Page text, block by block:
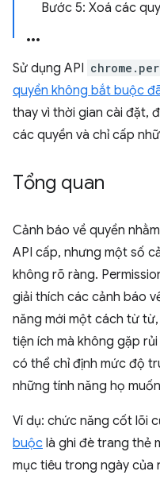
Bước 5: Xoá các
Sử dụng API
quyền không bắt buộc
thay vì thời gian cài đặt,
các quyền và chỉ cấp
Tổng quan
Cảnh báo về quyền
API cấp, nhưng một số
không rõ ràng.
giải thích các cảnh báo
năng mới một cách từ
tiện ích mà không gặp
có thể chỉ định mức độ
những tính năng họ
Ví dụ: chức năng cốt lõi
buộc là ghi đè trang thẻ
mục tiêu trong ngày của